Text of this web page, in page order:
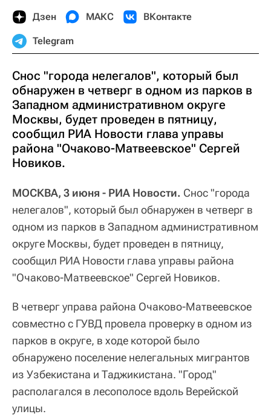
Дзен МАКС ВКонтакте
Telegram
Снос "города нелегалов", который был
обнаружен в четверг в одном из парков в
Западном административном округе
Москвы, будет проведен в пятницу,
сообщил РИА Новости глава управы
района "Очаково-Матвеевское" Сергей
Новиков.
МОСКВА, 3 июня - РИА Новости. Снос "города
нелегалов", который был обнаружен в четверг в
одном из парков в Западном административном
округе Москвы, будет проведен в пятницу,
сообщил РИА Новости глава управы района
"Очаково-Матвеевское" Сергей Новиков.
В четверг управа района Очаково-Матвеевское
совместно с ГУВД провела проверку в одном из
парков в округе, в ходе которой было
обнаружено поселение нелегальных мигрантов
из Узбекистана и Таджикистана. "Город"
располагался в лесополосе вдоль Верейской
улицы.